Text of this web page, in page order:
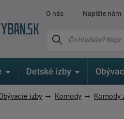
O nás Napíšte nám
Detské izby
izby Komody Komody